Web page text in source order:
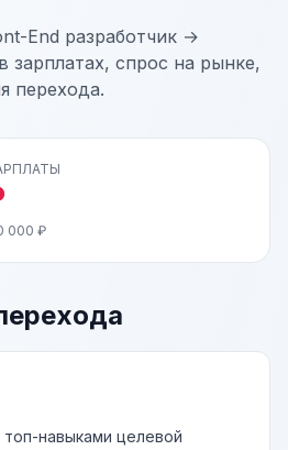
End разработчик →
зарплатах, спрос на рынке,
перехода.
000 ₽
навыками целевой